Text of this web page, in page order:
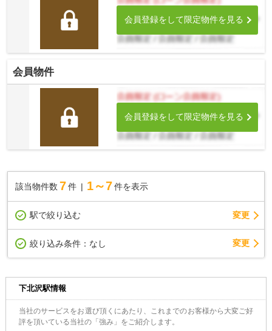
会員登録をして限定物件を見る
会員物件
会員登録をして限定物件を見る
該当物件数 7件 1～7 件を表示
駅で絞り込む 変更
絞り込み条件： なし 変更
下北沢駅情報
当社のサービスをお選び頂くにあたり、これまでのお客様から大変ご好
評を頂いている当社の「強み」をご紹介します。